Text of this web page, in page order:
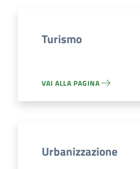
Turismo
VAI ALLA PAGINA
Urbanizzazione